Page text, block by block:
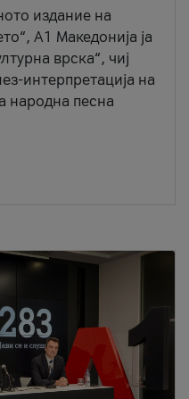
издание на
А1 Македонија ја
врска“, чиј
интерпретација на
народна песна